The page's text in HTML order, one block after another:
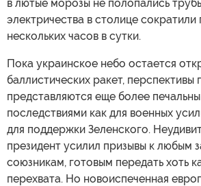
в лютые морозы не полопались
электричества в столице
нескольких часов в сутки.
Пока украинское небо остается
баллистических ракет, перспективы
представляются еще более
последствиями как для военных
для поддержки Зеленского.
президент усилил призывы к любым
союзникам, готовым передать хоть
перехвата. Но новоиспеченная